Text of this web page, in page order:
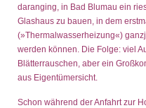
daranging, in Bad Blumau ein
Glashaus zu bauen, in dem
(»Thermalwasserheizung«)
werden können. Die Folge: viel
Blätterrauschen, aber ein
aus Eigentümersicht.
Schon während der Anfahrt zur